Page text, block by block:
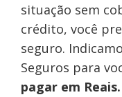
situação sem
crédito, você
seguro.
Seguros para
pagar em Reais.